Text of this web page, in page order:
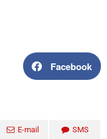
Facebook
E-mail SMS